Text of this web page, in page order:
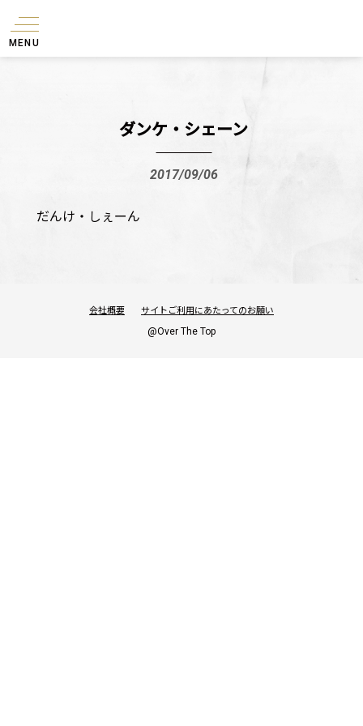
MENU
ダンケ・シェーン
2017/09/06
だんけ・しぇーん
会社概要 サイトご利用にあたってのお願い
@Over The Top